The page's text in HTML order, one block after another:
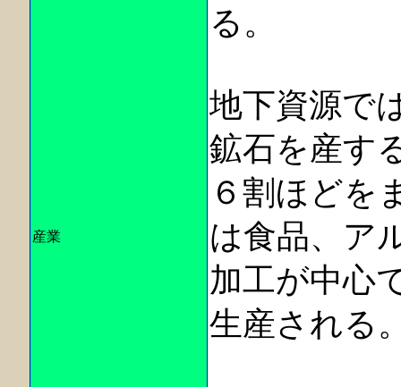
産業
る。
地下資源で
鉱石を産す
６割ほどを
は食品、ア
加工が中心
生産される